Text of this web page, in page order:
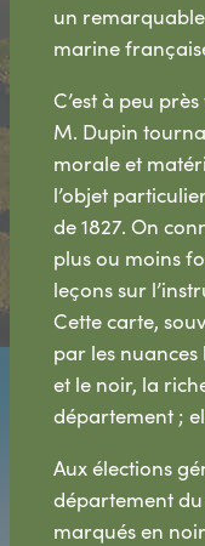
un
marine
C’est à peu
M. Dupin
morale et
l’objet
de 1827. On
plus ou moins
leçons sur
Cette carte,
par les nuances
et le noir, la
département ;
Aux élections
département du
marqués en